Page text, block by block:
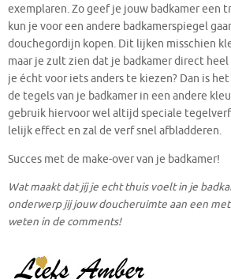
exemplaren. Zo geef je jouw badkamer een
kun je voor een andere badkamerspiegel
douchegordijn kopen. Dit lijken misschien
maar je zult zien dat je badkamer direct
je écht voor iets anders te kiezen? Dan is
de tegels van je badkamer in een andere
gebruik hiervoor wel altijd speciale
lelijk effect en zal de verf snel afbladderen.
Succes met de make-over van je badkamer!
Wat maakt dat jíj je echt thuis voelt in je
onderwerp jij jouw doucheruimte aan een
weten in de comments!